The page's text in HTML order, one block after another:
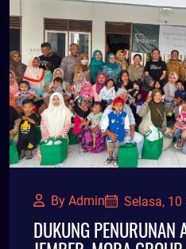
By Admin Selasa,
DUKUNG PENURUNAN